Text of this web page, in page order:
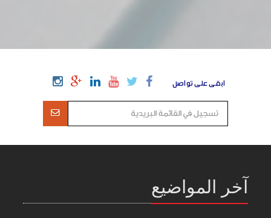
ابقى على تواصل
آخر المواضيع